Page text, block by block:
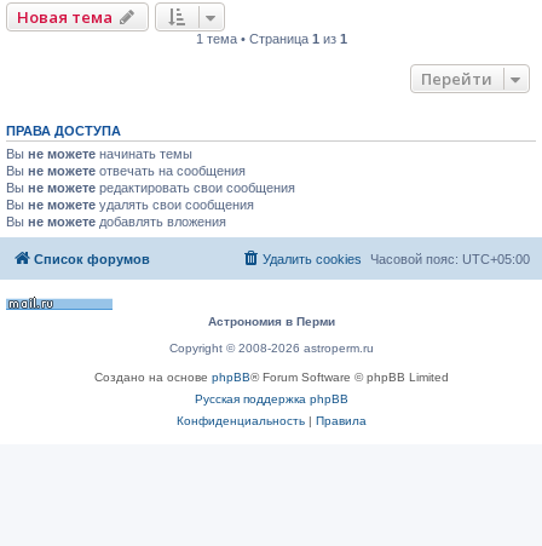
Новая тема
1 тема • Страница 1 из 1
Перейти
ПРАВА ДОСТУПА
Вы не можете начинать темы
Вы не можете отвечать на сообщения
Вы не можете редактировать свои сообщения
Вы не можете удалять свои сообщения
Вы не можете добавлять вложения
Список форумов Часовой пояс: UTC+05:00
Удалить cookies
Астрономия в Перми
Copyright © 2008-2026 astroperm.ru
Создано на основе phpBB® Forum Software © phpBB Limited
Русская поддержка phpBB
Конфиденциальность| Правила